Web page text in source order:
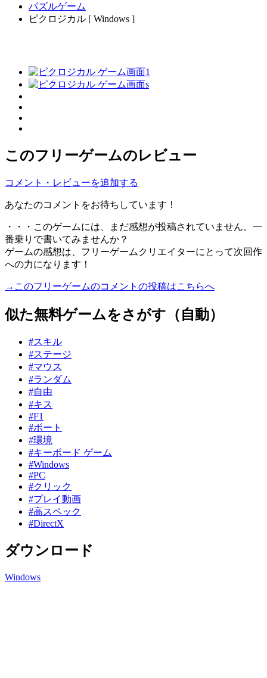
パズルゲーム
ピクロジカル [ Windows ]
このフリーゲームのレビュー
コメント・レビューを追加する
あなたのコメントをお待ちしています！
・・・このゲームには、まだ感想が投稿されていません。一
番乗りで書いてみませんか？
ゲームの感想は、フリーゲームクリエイターにとって次回作
への力になります！
→このフリーゲームのコメントの投稿はこちらへ
似た無料ゲームをさがす（自動）
#スキル
#ステージ
#マウス
#ランダム
#自由
#キス
#F1
#ボート
#環境
#キーボード ゲーム
#Windows
#PC
#クリック
#プレイ動画
#高スペック
#DirectX
ダウンロード
Windows